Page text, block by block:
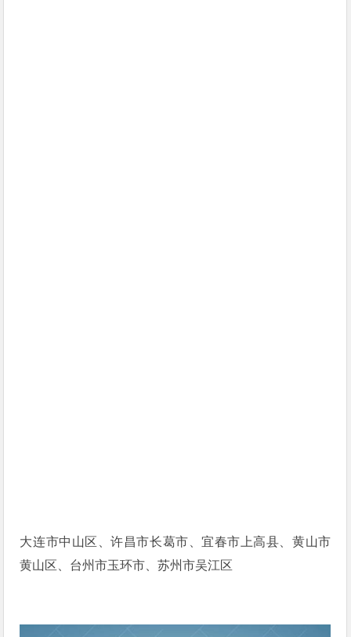
大连市中山区、许昌市长葛市、宜春市上高县、黄山市
黄山区、台州市玉环市、苏州市吴江区